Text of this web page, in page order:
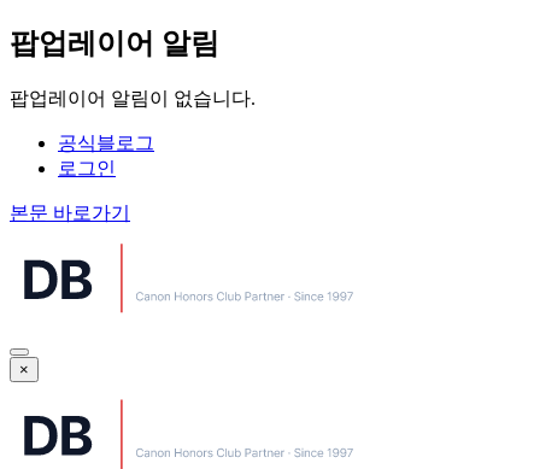
팝업레이어 알림
팝업레이어 알림이 없습니다.
공식블로그
로그인
본문 바로가기
×